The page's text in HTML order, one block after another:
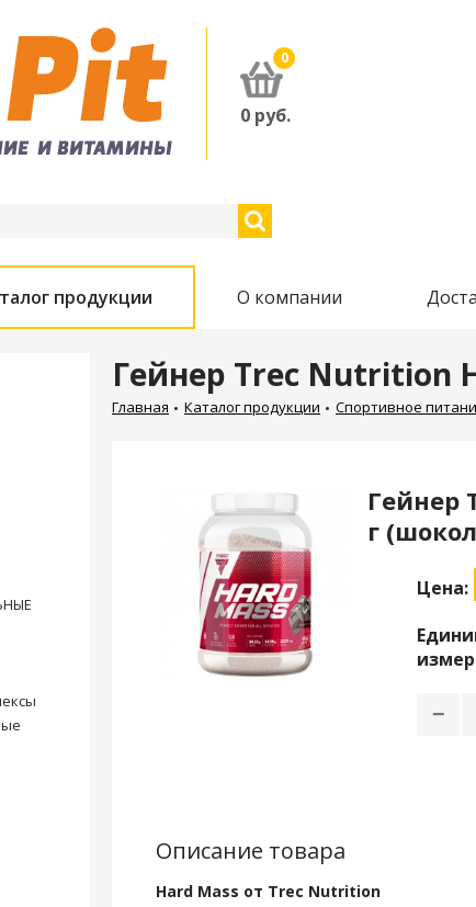
0
0 руб.
продукции О компании
Гейнер Trec Nutrition
Главная Каталог продукции Спортивное
Гейнер
г
Цена:
−
Описание товара
Hard Mass от Trec Nutrition